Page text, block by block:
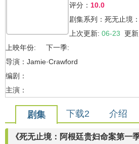
评分： 10.0
剧集系列：死无止境
上次更新: 06-23 更
上映年份: 下一季:
导演：Jamie·Crawford
编剧：
主演：
剧集 下载2 介绍
《死无止境：阿根廷贵妇命案第一